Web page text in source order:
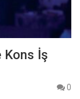
Kons İş
0